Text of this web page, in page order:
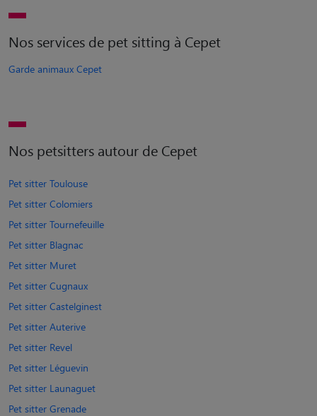
Nos services de pet sitting à Cepet
Garde animaux Cepet
Nos petsitters autour de Cepet
Pet sitter Toulouse
Pet sitter Colomiers
Pet sitter Tournefeuille
Pet sitter Blagnac
Pet sitter Muret
Pet sitter Cugnaux
Pet sitter Castelginest
Pet sitter Auterive
Pet sitter Revel
Pet sitter Léguevin
Pet sitter Launaguet
Pet sitter Grenade